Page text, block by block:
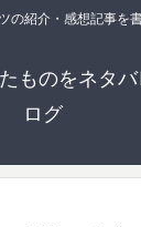
の紹介・感想記事を
ものをネタ
ログ